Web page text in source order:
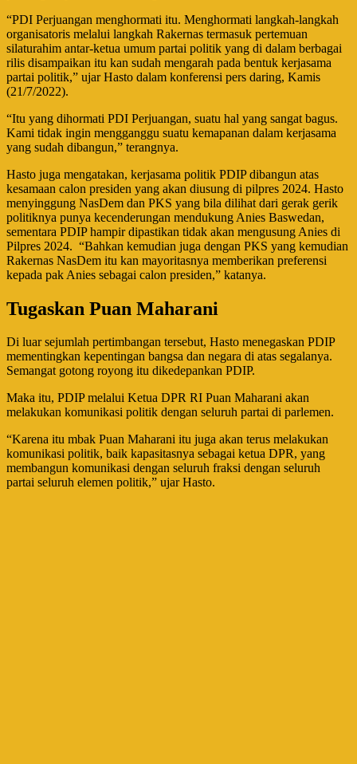
“PDI Perjuangan menghormati itu. Menghormati langkah-langkah
organisatoris melalui langkah Rakernas termasuk pertemuan
silaturahim antar-ketua umum partai politik yang di dalam berbagai
rilis disampaikan itu kan sudah mengarah pada bentuk kerjasama
partai politik,” ujar Hasto dalam konferensi pers daring, Kamis
(21/7/2022).
“Itu yang dihormati PDI Perjuangan, suatu hal yang sangat bagus.
Kami tidak ingin mengganggu suatu kemapanan dalam kerjasama
yang sudah dibangun,” terangnya.
Hasto juga mengatakan, kerjasama politik PDIP dibangun atas
kesamaan calon presiden yang akan diusung di pilpres 2024. Hasto
menyinggung NasDem dan PKS yang bila dilihat dari gerak gerik
politiknya punya kecenderungan mendukung Anies Baswedan,
sementara PDIP hampir dipastikan tidak akan mengusung Anies di
Pilpres 2024. “Bahkan kemudian juga dengan PKS yang kemudian
Rakernas NasDem itu kan mayoritasnya memberikan preferensi
kepada pak Anies sebagai calon presiden,” katanya.
Tugaskan Puan Maharani
Di luar sejumlah pertimbangan tersebut, Hasto menegaskan PDIP
mementingkan kepentingan bangsa dan negara di atas segalanya.
Semangat gotong royong itu dikedepankan PDIP.
Maka itu, PDIP melalui Ketua DPR RI Puan Maharani akan
melakukan komunikasi politik dengan seluruh partai di parlemen.
“Karena itu mbak Puan Maharani itu juga akan terus melakukan
komunikasi politik, baik kapasitasnya sebagai ketua DPR, yang
membangun komunikasi dengan seluruh fraksi dengan seluruh
partai seluruh elemen politik,” ujar Hasto.